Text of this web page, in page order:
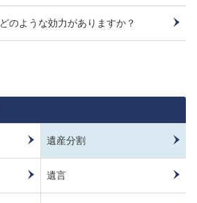
のような効力がありますか？
遺産分割
遺言